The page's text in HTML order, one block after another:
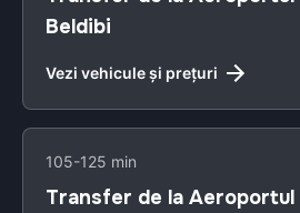
Beldibi
Vezi vehicule și prețuri
105-125 min
Transfer de la